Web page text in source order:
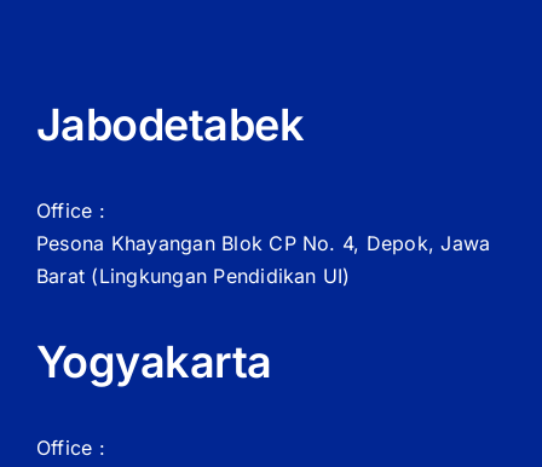
Jabodetabek
Office :
Pesona Khayangan Blok CP No. 4, Depok, Jawa
Barat (Lingkungan Pendidikan UI)
Yogyakarta
Office :